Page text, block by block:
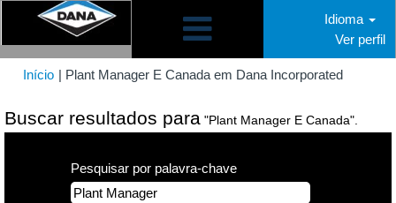
Idioma
Ver perfil
Início | Plant Manager E Canada em Dana Incorporated(página
Buscar resultados para "Plant Manager E Canada".
Pesquisar por palavra-chave